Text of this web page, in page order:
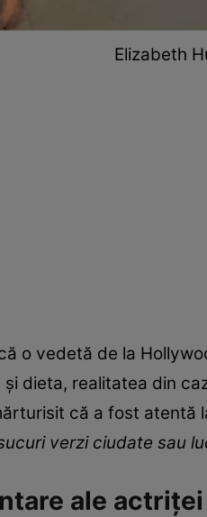
Elizabeth
o vedetă de la
dieta, realitatea din
că a fost atentă
verzi ciudate sau
ale